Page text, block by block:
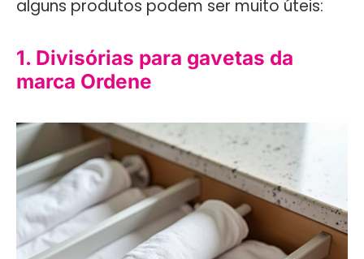
alguns produtos podem ser muito úteis:
1. Divisórias para gavetas da
marca Ordene